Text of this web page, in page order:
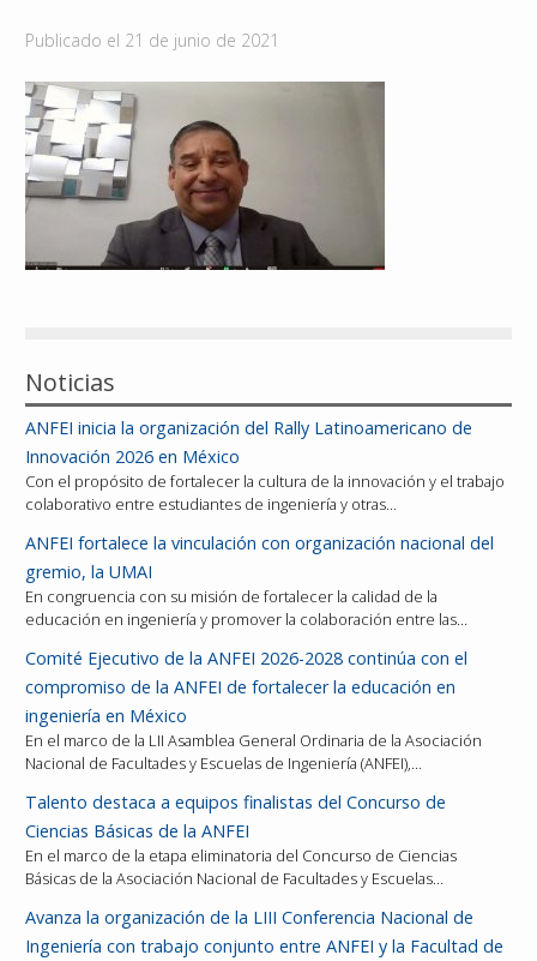
Reconocimientos
Publicaciones
Afiliación
Publicado el 21 de junio de 2021
Noticias
ANFEI inicia la organización del Rally Latinoamericano de
Innovación 2026 en México
Con el propósito de fortalecer la cultura de la innovación y el trabajo
colaborativo entre estudiantes de ingeniería y otras…
ANFEI fortalece la vinculación con organización nacional del
gremio, la UMAI
En congruencia con su misión de fortalecer la calidad de la
educación en ingeniería y promover la colaboración entre las…
Comité Ejecutivo de la ANFEI 2026-2028 continúa con el
compromiso de la ANFEI de fortalecer la educación en
ingeniería en México
En el marco de la LII Asamblea General Ordinaria de la Asociación
Nacional de Facultades y Escuelas de Ingeniería (ANFEI),…
Talento destaca a equipos finalistas del Concurso de
Ciencias Básicas de la ANFEI
En el marco de la etapa eliminatoria del Concurso de Ciencias
Básicas de la Asociación Nacional de Facultades y Escuelas…
Avanza la organización de la LIII Conferencia Nacional de
Ingeniería con trabajo conjunto entre ANFEI y la Facultad de